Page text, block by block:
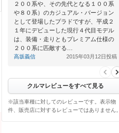
２００系や、その先代となる１００系
や８０系）のカジュアル・バージョン
として登場したプラドですが、平成２
１年にデビューした現行４代目モデル
は、装備・走りともプレミアム仕様の
２００系に匹敵する…
高坂義信 2015年03月12日投稿
クルマレビューをすべて見る
※該当車種に対してのレビューです。表示物
件、販売店に対するレビューではありません。